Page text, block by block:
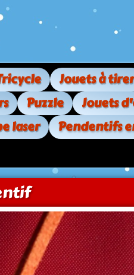
Jouets à tirer
Puzzle
Jouets
laser
Pendentifs